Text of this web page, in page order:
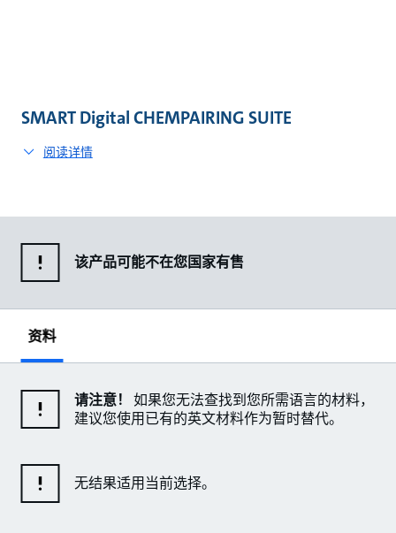
SMART Digital CHEMPAIRING SUITE
阅读详情
该产品可能不在您国家有售
资料
请注意！
如果您无法查找到您所需语言的材料，
建议您使用已有的英文材料作为暂时替代。
无结果适用当前选择。